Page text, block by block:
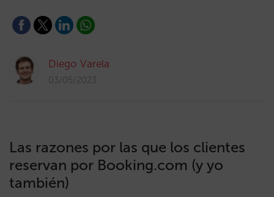
Diego Varela
03/05/2023
Las razones por las que los clientes
reservan por Booking.com (y yo
también)